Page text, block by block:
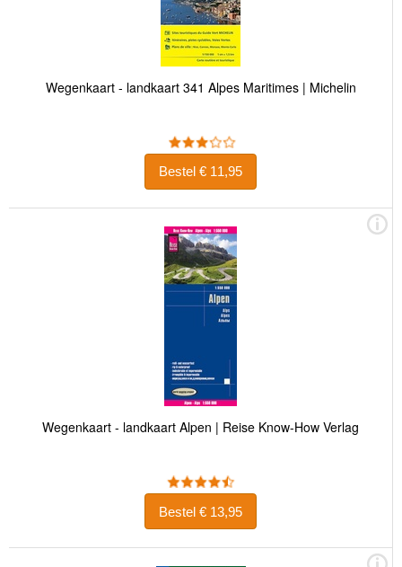
Wegenkaart - landkaart 341 Alpes Maritimes | Michelin
Bestel € 11,95
Wegenkaart - landkaart Alpen | Reise Know-How Verlag
Bestel € 13,95